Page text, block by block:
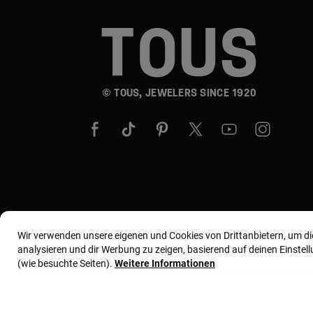
© TOUS, JEWELERS SINCE 1920
Wir verwenden unsere eigenen und Cookies von Drittanbietern, um
analysieren und dir Werbung zu zeigen, basierend auf deinen
(wie besuchte Seiten). Weitere Informationen